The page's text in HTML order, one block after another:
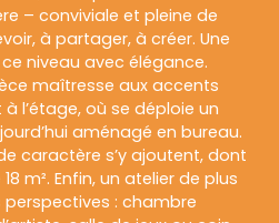
– conviviale et pleine de
à partager, à créer. Une
niveau avec élégance.
maîtresse aux accents
l’étage, où se déploie un
aménagé en bureau.
caractère s’y ajoutent, dont
m². Enfin, un atelier de plus
perspectives : chambre